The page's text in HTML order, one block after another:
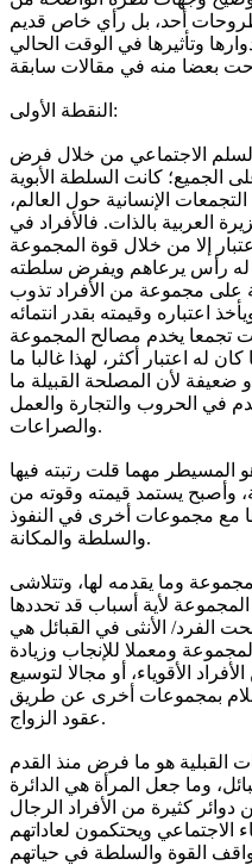
أحد، بل رأي خاص قديم
وتأثيرها في الوقت الحالي
النقطة الأولى:
الاجتماعي من خلال فرض
الجميع؛ كانت السلطة الأبوية
الإنسانية حول العالم،
العربية بالذات. فالأفراد في
إلا من خلال قوة المجموعة
له رأس يرعاهم ويفرض سلطته
على مجموعة من الأفراد تذوب
اعتباره وقيمته بقدر انتمائه
تجمعا يخدم مصالح المجموعة
له اعتبار أكثر، لهذا غالبا ما
ضعيفة لأن المصلحة القبيلة ما
في الحروب والتجارة والعمل
والصراعات.
المسيطر مهما قلت رتبته فيها
وأصبح يستمد قيمته وقوته من
مع مجموعات أخرى في النفوذ
والسلطة والمكانة.
وما يقدمه لها، وتتلاشى
المجموعة لأية أسباب قد تحددها
الفرد/ الأنثى في القبائل هي
ومعملا للإنجاب وزيادة
الأقوياء، أو مجالا لتوسيع
بمجموعات أخرى عن طريق
عقود الزواج.
القبلية هو ما فرض منذ القدم
وما جعل المرأة هي الدائرة
كثيرة من الأفراد الرجال
الاجتماعي ويحتكمون لعاداتهم